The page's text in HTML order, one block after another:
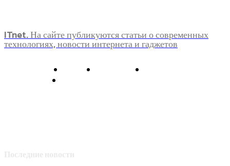
ITnet. На сайте публикуются статьи о современных
технологиях, новости интернета и гаджетов